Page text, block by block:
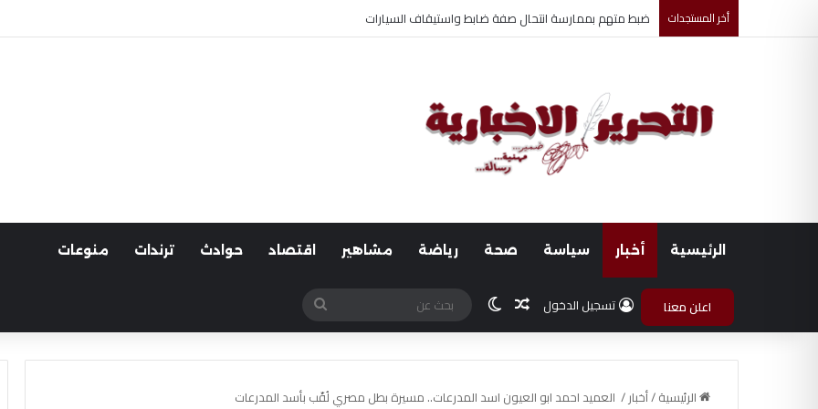
أخر المستجدات تنسيق جامعة دمنهور خدمات متكاملة لطلاب الثانوية العامة
الرئيسية أخبار سياسة صحة رياضة مشاهير اقتصاد حوادث ترندات منوعات
اعلن معنا تسجيل الدخول مقال عشوائي
الوضع المظلم
عن
الرئيسية/أخبار/ العميد احمد ابو العيون اسد المدرعات.. مسيرة بطل مصري لُقّب بأسد المدرعات